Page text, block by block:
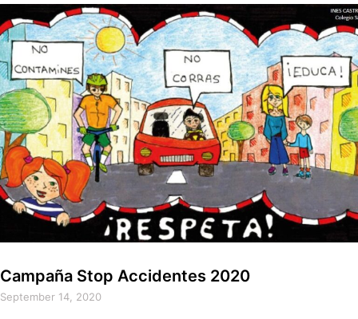
Campaña Stop Accidentes 2020
September 14, 2020